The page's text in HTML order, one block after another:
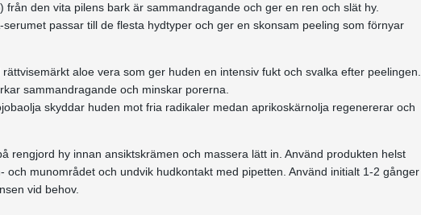
från den vita pilens bark är sammandragande och ger en ren och slät hy.
serumet passar till de flesta hydtyper och ger en skonsam peeling som förnyar
aloe vera som ger huden en intensiv fukt och svalka efter peelingen.
sammandragande och minskar porerna.
skyddar huden mot fria radikaler medan aprikoskärnolja regenererar och
rengjord hy innan ansiktskrämen och massera lätt in. Använd produkten helst
och munområdet och undvik hudkontakt med pipetten. Använd initialt 1-2 gånger
vid behov.